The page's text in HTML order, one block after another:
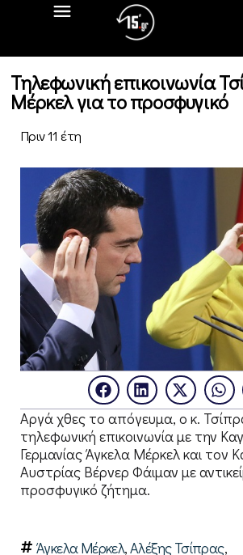
Τηλεφωνική επικοινωνία
Μέρκελ για το προσφυγικό
Πριν 11 έτη
Αργά χθες το απόγευμα, ο κ.
τηλεφωνική επικοινωνία με την
Γερμανίας Άγκελα Μέρκελ και τον
Αυστρίας Βέρνερ Φάιμαν με
προσφυγικό ζήτημα.
Άγκελα Μέρκελ,Αλέξης Τσίπρας,